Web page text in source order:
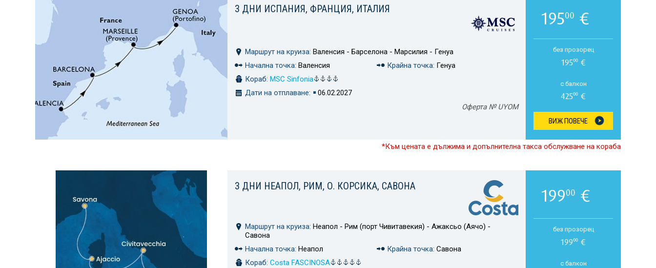
3 ДНИ ИСПАНИЯ, ФРАНЦИЯ, ИТАЛИЯ
Маршрут на круиза: Валенсия - Барселона - Марсилия - Генуа
Начална точка: Валенсия Крайна точка: Генуа
Кораб: MSC Sinfonia
Дати на отплаване:
06.02.2027
Оферта № UYOM
19500 €
без прозорец
19500€
с балкон
42500 €
ВИЖ ПОВЕЧЕ
*Към цената е дължима и допълнителна такса обслужване на кораба
3 ДНИ НЕАПОЛ, РИМ, О. КОРСИКА, САВОНА
Маршрут на круиза: Неапол - Рим (порт Чивитавекия) - Ажаксьо (Аячо) -
Савона
Начална точка: Неапол Крайна точка: Савона
Кораб: Costa FASCINOSA
19900 €
без прозорец
19900 €
с балкон